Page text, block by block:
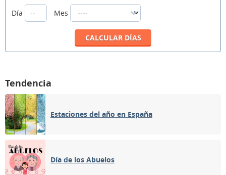
Día
Mes
Tendencia
Estaciones del año en España
Día de los Abuelos